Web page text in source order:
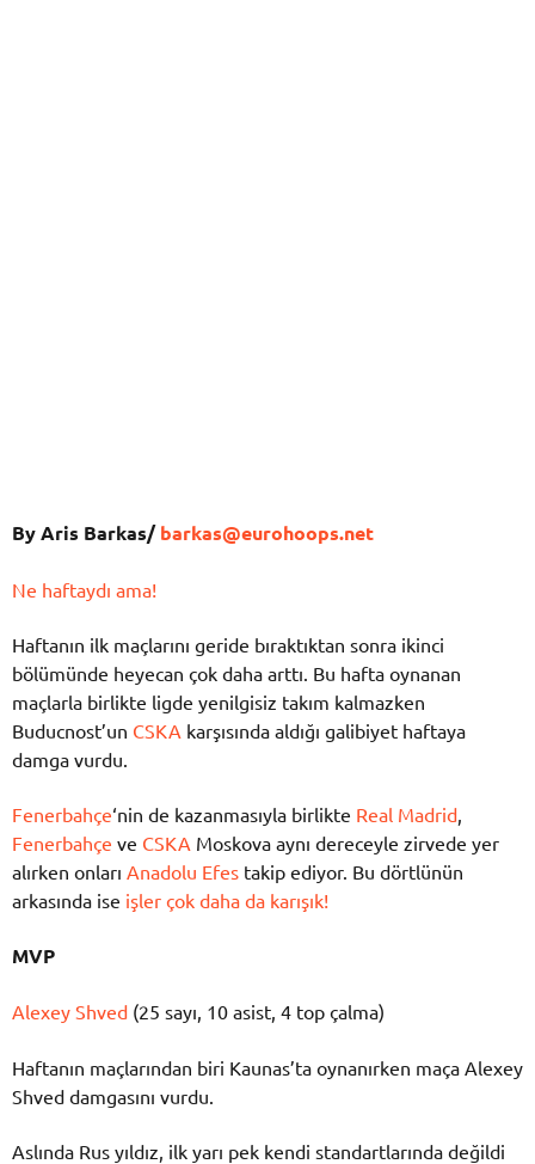
By Aris Barkas/barkas@eurohoops.net
Ne haftaydı ama!
Haftanın ilk maçlarını geride bıraktıktan sonra ikinci
bölümünde heyecan çok daha arttı. Bu hafta oynanan
maçlarla birlikte ligde yenilgisiz takım kalmazken
Buducnost’un CSKA karşısında aldığı galibiyet haftaya
damga vurdu.
Fenerbahçe‘nin de kazanmasıyla birlikte Real Madrid
Fenerbahçe ve CSKA Moskova aynı dereceyle zirvede yer
alırken onları Anadolu Efes takip ediyor. Bu dörtlünün
arkasında ise işler çok daha da karışık!
MVP
Alexey Shved (25 sayı, 10 asist, 4 top çalma)
Haftanın maçlarından biri Kaunas’ta oynanırken maça Alexey
Shved damgasını vurdu.
Aslında Rus yıldız, ilk yarı pek kendi standartlarında değildi